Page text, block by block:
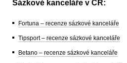
Sázkové kanceláře v ČR:
Fortuna – recenze sázkové kanceláře
Tipsport – recenze sázkové kanceláře
Betano – recenze sázkové kanceláře